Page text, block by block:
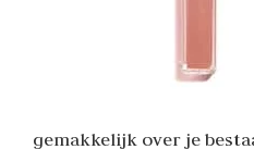
gemakkelijk over je